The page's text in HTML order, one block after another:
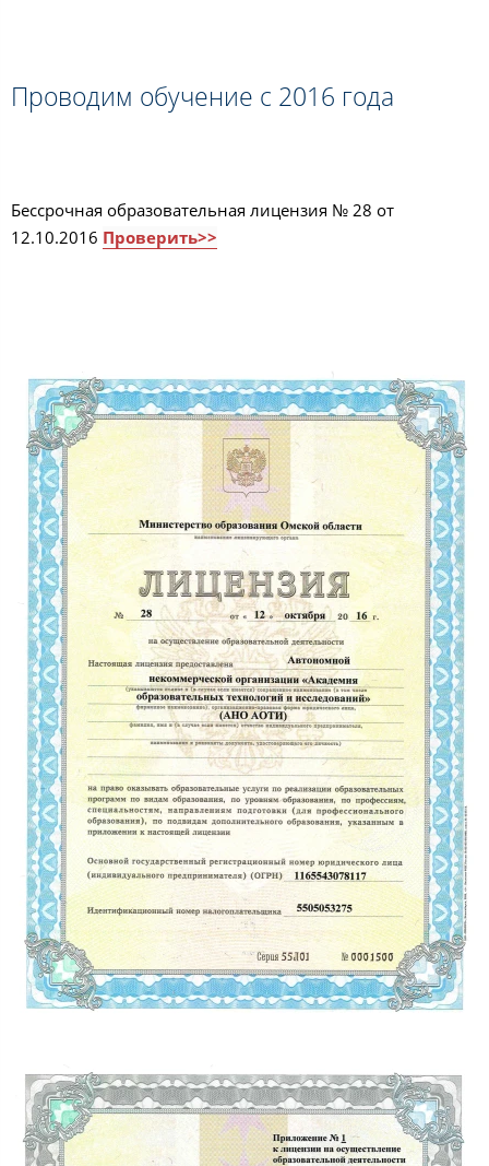
Проводим обучение с 2016 года
Бессрочная образовательная лицензия № 28 от
12.10.2016 Проверить>>